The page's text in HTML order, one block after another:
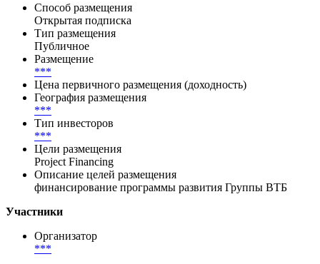
Способ размещения
Открытая подписка
Тип размещения
Публичное
Размещение
***
Цена первичного размещения (доходность)
География размещения
***
Тип инвесторов
***
Цели размещения
Project Financing
Описание целей размещения
финансирование программы развития Группы ВТБ
Участники
Организатор
***